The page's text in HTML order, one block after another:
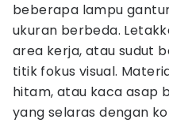
beberapa lampu
ukuran berbeda.
area kerja, atau sudut
titik fokus visual.
hitam, atau kaca asap
yang selaras dengan